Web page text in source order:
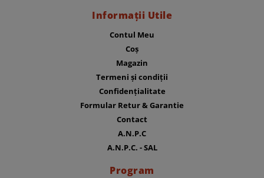
Informații Utile
Contul Meu
Coș
Magazin
Termeni și condiții
Confidențialitate
Formular Retur & Garantie
Contact
A.N.P.C
A.N.P.C. - SAL
Program